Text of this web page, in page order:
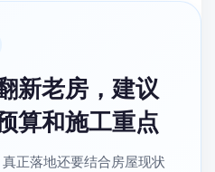
新老房，建议
算和施工重点
正落地还要结合房屋现状